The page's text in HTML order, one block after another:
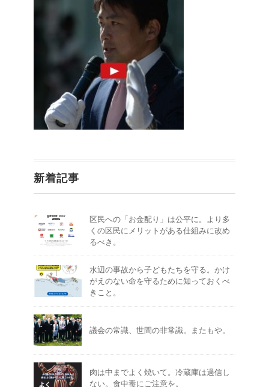
新着記事
区民への「お金配り」は公平に。より多
くの区民にメリットがある仕組みに改め
るべき。
水辺の事故から子どもたちを守る。かけ
がえのない命を守るために知っておくべ
きこと。
議会の常識、世間の非常識。またもや。
肉は中までよく焼いて。冷蔵庫は過信し
ない。食中毒にご注意を。